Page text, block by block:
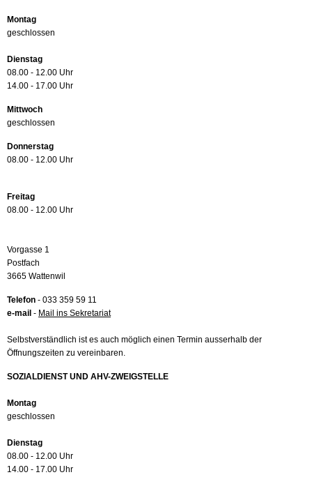
Montag
geschlossen
Dienstag
08.00 - 12.00 Uhr
14.00 - 17.00 Uhr
Mittwoch
geschlossen
Donnerstag
08.00 - 12.00 Uhr
Freitag
08.00 - 12.00 Uhr
Vorgasse 1
Postfach
3665 Wattenwil
Telefon - 033 359 59 11
e-mail - Mail ins Sekretariat
Selbstverständlich ist es auch möglich einen Termin ausserhalb der
Öffnungszeiten zu vereinbaren.
SOZIALDIENST UND AHV-ZWEIGSTELLE
Montag
geschlossen
Dienstag
08.00 - 12.00 Uhr
14.00 - 17.00 Uhr